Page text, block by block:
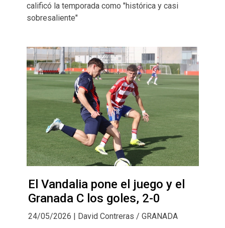
calificó la temporada como "histórica y casi
sobresaliente"
El Vandalia pone el juego y el
Granada C los goles, 2-0
24/05/2026 | David Contreras / GRANADA